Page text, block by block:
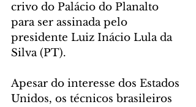
crivo do Palácio do Planalto
para ser assinada pelo
presidente Luiz Inácio Lula da
Silva (PT).
Apesar do interesse dos Estados
Unidos, os técnicos brasileiros